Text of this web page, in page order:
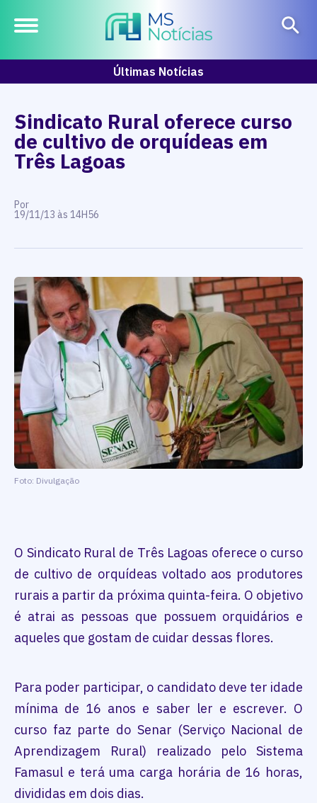
Últimas Notícias
Sindicato Rural oferece curso
de cultivo de orquídeas em
Três Lagoas
Por
19/11/13 às 14H56
Foto: Divulgação
O Sindicato Rural de Três Lagoas oferece o curso
de cultivo de orquídeas voltado aos produtores
rurais a partir da próxima quinta-feira. O objetivo
é atrai as pessoas que possuem orquidários e
aqueles que gostam de cuidar dessas flores.
Para poder participar, o candidato deve ter idade
mínima de 16 anos e saber ler e escrever. O
curso faz parte do Senar (Serviço Nacional de
Aprendizagem Rural) realizado pelo Sistema
Famasul e terá uma carga horária de 16 horas,
divididas em dois dias.